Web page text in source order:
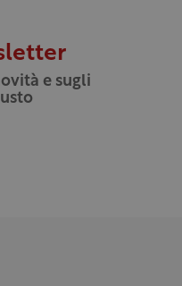
e sugli